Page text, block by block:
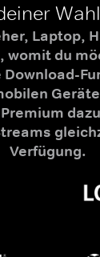
Wahl
Laptop,
womit du
Download-
Premium
Verfügung.